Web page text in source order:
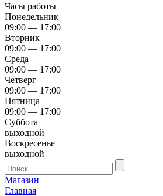
Часы работы
Понедельник
09:00 — 17:00
Вторник
09:00 — 17:00
Среда
09:00 — 17:00
Четверг
09:00 — 17:00
Пятница
09:00 — 17:00
Суббота
выходной
Воскресенье
выходной
Магазин
Главная